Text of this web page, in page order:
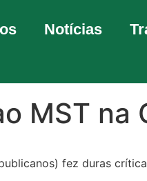
Notícias
MST na
fez duras